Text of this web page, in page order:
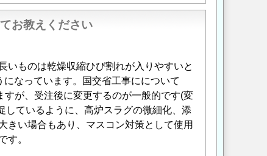
お教えください
いものは乾燥収縮ひび割れが入りやすいと
なっています。国交省工事にについて
が、受注後に変更するのが一般的です(変
ているように、高炉スラグの微細化、添
きい場合もあり、マスコン対策として使用
す。